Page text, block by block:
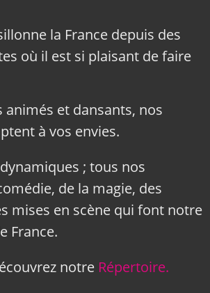
la France depuis des
où il est si plaisant de faire
animés et dansants, nos
à vos envies.
; tous nos
de la magie, des
mises en scène qui font notre
France.
notre Répertoire.